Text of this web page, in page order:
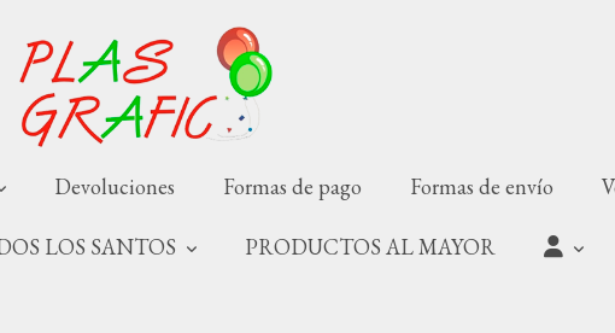
Devoluciones Formas de pago Formas de envío
LOS SANTOS PRODUCTOS AL MAYOR